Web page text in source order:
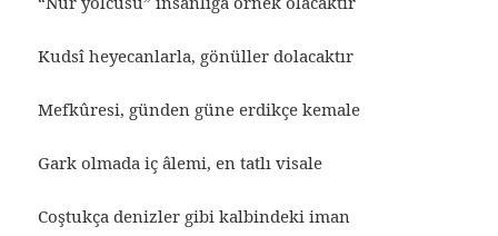
Kudsî heyecanlarla, gönüller dolacaktır
Mefkûresi, günden güne erdikçe kemale
Gark olmada iç âlemi, en tatlı visale
Coştukça denizler gibi kalbindeki iman